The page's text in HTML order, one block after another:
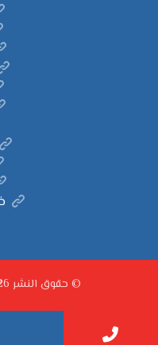
© حقوق النشر 2026. كل الحقوق محفوظة.